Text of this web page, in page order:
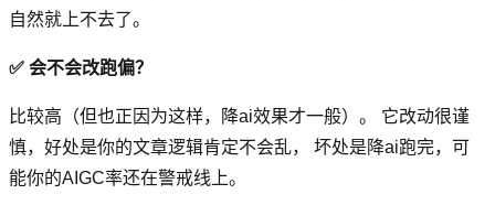
自然就上不去了。
✅ 会不会改跑偏？
比较高（但也正因为这样，降ai效果才一般）。 它改动很谨
慎，好处是你的文章逻辑肯定不会乱， 坏处是降ai跑完，可
能你的AIGC率还在警戒线上。